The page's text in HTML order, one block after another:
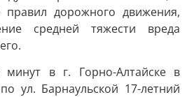
дорожного движения,
средней тяжести вреда
в г. Горно-Алтайске в
ул. Барнаульской 17-летний